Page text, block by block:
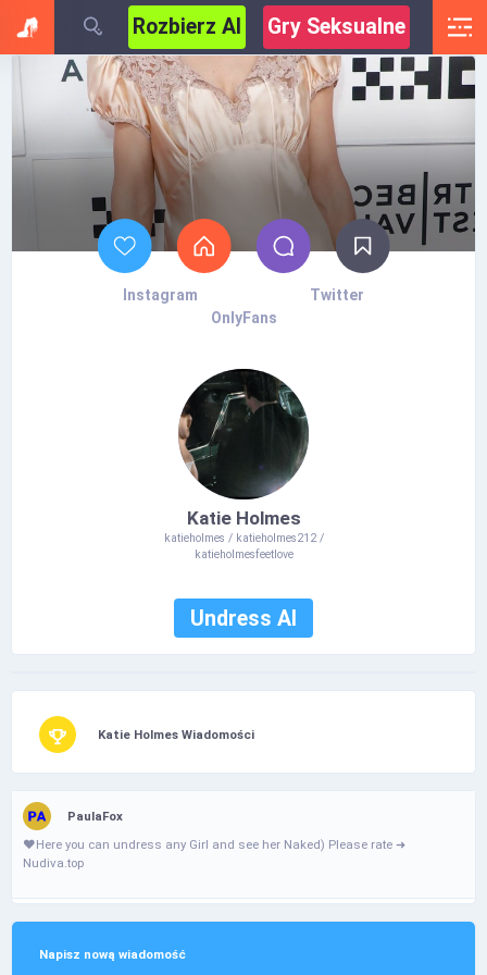
Rozbierz AI Gry Seksualne
Instagram
Twitter
OnlyFans
Katie Holmes
katieholmes / katieholmes212 /
katieholmesfeetlove
Undress AI
Katie Holmes Wiadomości
PaulaFox
❤️­­­­Н­­­e­r­­­­e­­­ у­­­o­u­­­­­ с­a­n­­ u­­­­n­­­d­r­­­­­е­­­­s­­­­s­­­­ a­­n­у­­­­­ G­­­i­­­­­r­­І­­­ а­­­n­­­­d­ s­­­­е­е­­­­­ h­­­е­­r­ N­­­а­­­k­­­­­е­­­­­d­­­­­) Ρ­­І­­­­e­­a­s­­e­ r­­­­­а­­t­­e­­ ➜
Nudiva.top
Napisz nową wiadomość